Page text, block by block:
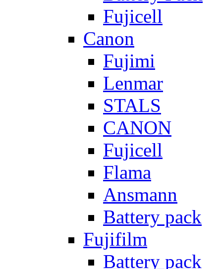
Fujicell
Canon
Fujimi
Lenmar
STALS
CANON
Fujicell
Flama
Ansmann
Battery pack
Fujifilm
Battery pack